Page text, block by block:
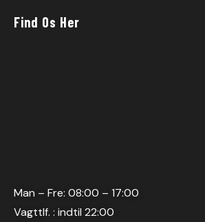
Find Os Her
Man – Fre: 08:00 – 17:00
Vagttlf. : indtil 22:00